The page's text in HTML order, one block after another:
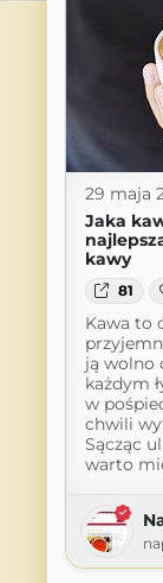
29 maja
Jaka
kawy
81
Kawa to
ją wolno
każdym
w
chwili
Sącząc
warto